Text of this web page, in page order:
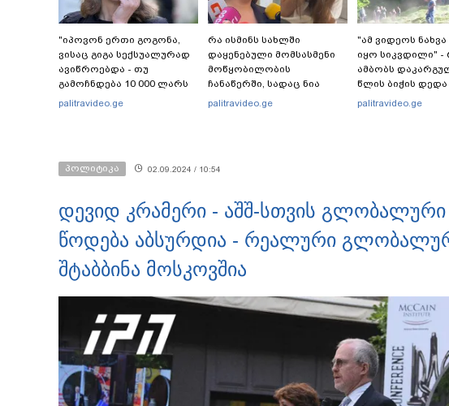
"იპოვონ ერთი გოგონა,
ვისაც გიგა სექსუალურად
ავიწროებდა - თუ
გამოჩნდება 10 000 ლარს
ოფიციალურად,
palitravideo.ge
რა ისმინს სახლში
დაყენებული მომსასმენი
მოწყობილობის
ჩანაწერში, სადაც ნია
იმნაძე მამას ესაუბრება?
palitravideo.ge
"ამ ვიდეოს ნახვა
იყო სიკვდილი" -
ამბობს
წლის ბიჭის დედა
ვიდეოკადრებზე,
palitravideo.ge
პოლიტიკა 02.09.2024 / 10:54
დევიდ კრამერი - აშშ-სთვის გლობალური
წოდება აბსურდია - რეალური
შტაბბინა მოსკოვშია